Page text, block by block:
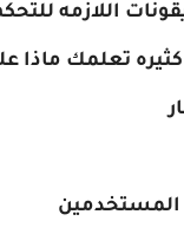
اللازمه
تعلمك ماذا
المستخدمين